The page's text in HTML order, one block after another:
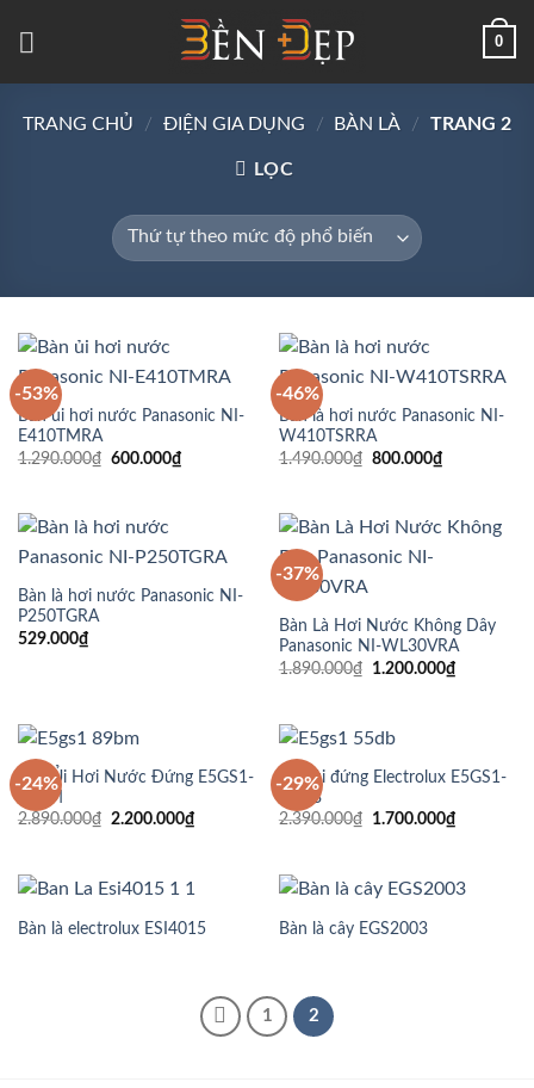
0
TRANG CHỦ / ĐIỆN GIA DỤNG / BÀN LÀ / TRANG 2
LỌC
-53%
Bàn ủi hơi nước Panasonic NI-
E410TMRA
1.290.000₫ Giá
600.000₫Giá
hiện
-46%
Bàn là hơi nước Panasonic NI-
W410TSRRA
1.490.000₫ Giá
800.000₫Giá
hiện
800.000₫.
Bàn là hơi nước Panasonic NI-
P250TGRA
529.000₫
-37%
Bàn Là Hơi Nước Không Dây
Panasonic NI-WL30VRA
1.890.000₫
Giá
1.200.000₫Giá
hiện
-24%
Bàn Ủi Hơi Nước Đứng E5GS1-
89BM
2.890.000₫ Giá
2.200.000₫Giá
2.200.000₫.
-29%
Bàn ủi đứng Electrolux E5GS1-
55DB
2.390.000₫
Giá
1.700.000₫Giá
Bàn là electrolux ESI4015 Bàn là cây EGS2003
1 2